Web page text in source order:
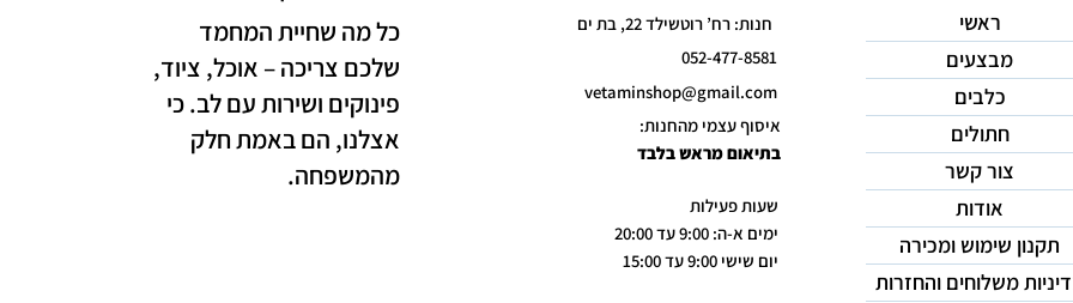
כל מה שחיית המחמד
שלכם צריכה – אוכל, ציוד,
פינוקים ושירות עם לב. כי
אצלנו, הם באמת חלק
מהמשפחה.
חנות: רח’ רוטשילד 22, בת ים
052-477-8581
vetaminshop@gmail.com
איסוף עצמי מהחנות:
בתיאום מראש בלבד
שעות פעילות
ימים א-ה: 9:00 עד 20:00
יום שישי 9:00 עד 15:00
ראשי
מבצעים
כלבים
חתולים
צור קשר
אודות
תקנון שימוש ומכירה
משלוחים והחזרות